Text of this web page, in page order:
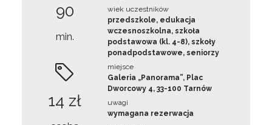
90
min.
14 zł
wiek uczestników
przedszkole, edukacja
wczesnoszkolna, szkoła
podstawowa (kl. 4-8), szkoły
ponadpodstawowe, seniorzy
miejsce
Galeria „Panorama”, Plac
Dworcowy 4, 33-100 Tarnów
uwagi
wymagana rezerwacja